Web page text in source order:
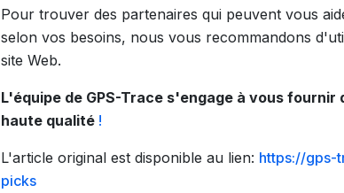
Pour trouver des partenaires qui peuvent vous
selon vos besoins, nous vous recommandons
site Web.
L'équipe de GPS-Trace s'engage à vous fournir
haute qualité !
L'article original est disponible au lien: https://gps-
picks